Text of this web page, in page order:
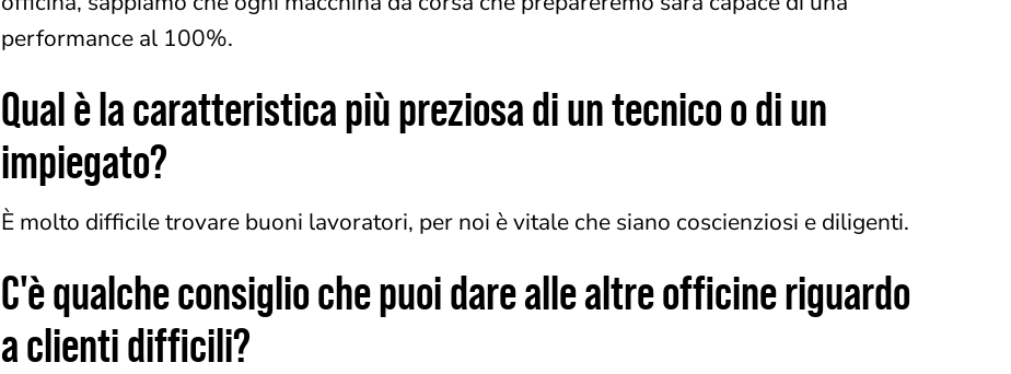
performance al 100%.
Qual è la caratteristica più preziosa di un tecnico o di un
impiegato?
È molto difficile trovare buoni lavoratori, per noi è vitale che siano coscienziosi e diligenti.
C'è qualche consiglio che puoi dare alle altre officine riguardo
a clienti difficili?